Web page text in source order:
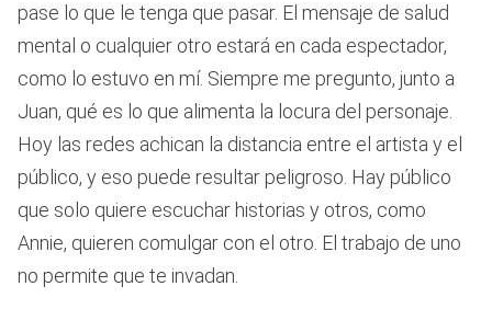
pase lo que le tenga que pasar. El mensaje de salud
mental o cualquier otro estará en cada espectador,
como lo estuvo en mí. Siempre me pregunto, junto a
Juan, qué es lo que alimenta la locura del personaje.
Hoy las redes achican la distancia entre el artista y el
público, y eso puede resultar peligroso. Hay público
que solo quiere escuchar historias y otros, como
Annie, quieren comulgar con el otro. El trabajo de uno
no permite que te invadan.